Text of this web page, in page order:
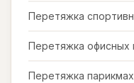
Перетяжка
Перетяжка офисных
Перетяжка